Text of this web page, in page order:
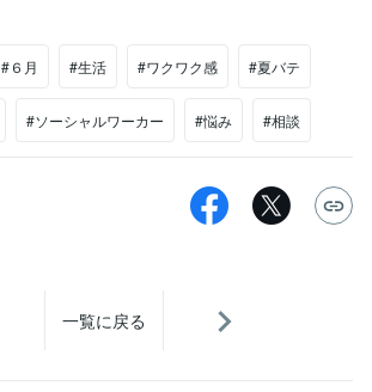
#６月 #生活 #ワクワク感 #夏バテ
#ソーシャルワーカー #悩み #相談
一覧に戻る